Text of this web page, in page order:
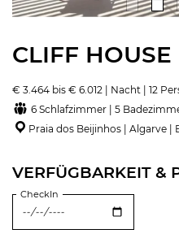
CLIFF HOUSE
€ 3.464 bis € 6.012 | Nacht | 12
6 Schlafzimmer | 5
Praia dos Beijinhos | Algarve |
VERFÜGBARKEIT &
CheckIn